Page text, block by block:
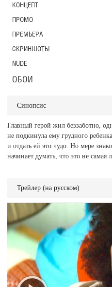
Синопсис
Главный герой жил беззаботно,
не подкинула ему грудного
и отдать ей это чудо. Но мере
начинает думать, что это не самая
Трейлер (на русском)
КОНЦЕПТ
ПРОМО
ПРЕМЬЕРА
СКРИНШОТЫ
NUDE
ОБОИ